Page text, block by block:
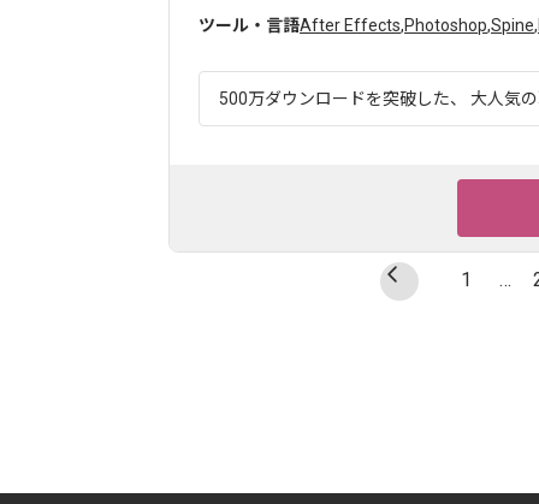
ツール・言語After Effects,Photoshop,Spine,
500万ダウンロードを突破した、 大人気
1 …